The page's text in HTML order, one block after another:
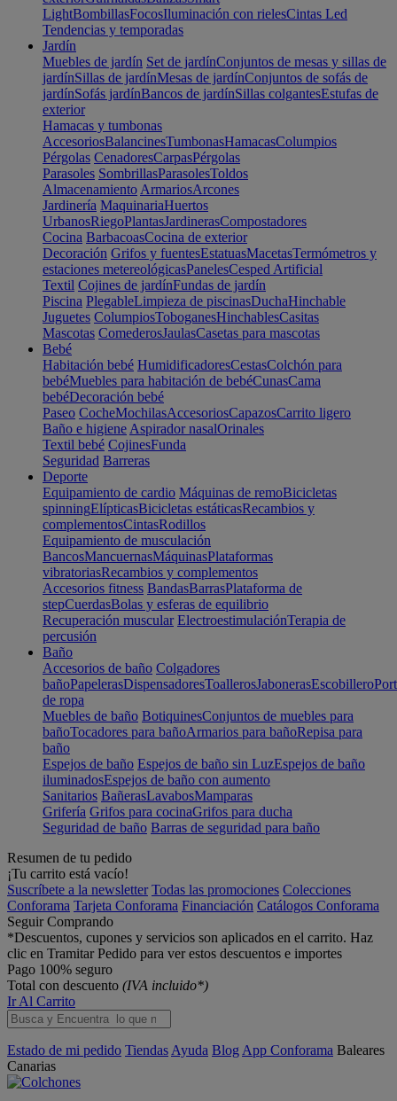
LightBombillasFocosIluminación con rielesCintas Led
Tendencias y temporadas
Jardín
Muebles de jardín Set de jardínConjuntos de mesas y sillas de
jardínSillas de jardínMesas de jardínConjuntos de sofás de
jardínSofás jardínBancos de jardínSillas colgantesEstufas de
exterior
Hamacas y tumbonas
AccesoriosBalancinesTumbonasHamacasColumpios
Pérgolas CenadoresCarpasPérgolas
Parasoles SombrillasParasolesToldos
Almacenamiento ArmariosArcones
Jardinería MaquinariaHuertos
UrbanosRiegoPlantasJardinerasCompostadores
Cocina BarbacoasCocina de exterior
Decoración Grifos y fuentesEstatuasMacetasTermómetros y
estaciones metereológicasPanelesCesped Artificial
Textil Cojines de jardínFundas de jardín
Piscina PlegableLimpieza de piscinasDuchaHinchable
Juguetes ColumpiosToboganesHinchablesCasitas
Mascotas ComederosJaulasCasetas para mascotas
Bebé
Habitación bebé HumidificadoresCestasColchón para
bebéMuebles para habitación de bebéCunasCama
bebéDecoración bebé
Paseo CocheMochilasAccesoriosCapazosCarrito ligero
Baño e higiene Aspirador nasalOrinales
Textil bebé CojinesFunda
Seguridad Barreras
Deporte
Equipamiento de cardio Máquinas de remoBicicletas
spinningElípticasBicicletas estáticasRecambios y
complementosCintasRodillos
Equipamiento de musculación
BancosMancuernasMáquinasPlataformas
vibratoriasRecambios y complementos
Accesorios fitness BandasBarrasPlataforma de
stepCuerdasBolas y esferas de equilibrio
Recuperación muscular ElectroestimulaciónTerapia de
percusión
Baño
Accesorios de baño Colgadores
bañoPapelerasDispensadoresToallerosJabonerasEscobillero
de ropa
Muebles de baño BotiquinesConjuntos de muebles para
bañoTocadores para bañoArmarios para bañoRepisa para
baño
Espejos de baño Espejos de baño sin LuzEspejos de baño
iluminadosEspejos de baño con aumento
Sanitarios BañerasLavabosMamparas
Grifería Grifos para cocinaGrifos para ducha
Seguridad de baño Barras de seguridad para baño
Resumen de tu pedido
¡Tu carrito está vacío!
Suscríbete a la newsletter Todas las promociones Colecciones
Conforama Tarjeta Conforama Financiación Catálogos Conforama
Seguir Comprando
*Descuentos, cupones y servicios son aplicados en el carrito. Haz
clic en Tramitar Pedido para ver estos descuentos e importes
Pago 100% seguro
Total con descuento (IVA incluido*)
Ir Al Carrito
Estado de mi pedido Tiendas Ayuda Blog App Conforama Baleares
Canarias